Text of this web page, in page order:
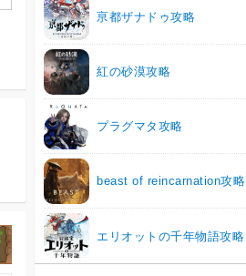
亰都ザナドゥ攻略
紅の砂漠攻略
プラグマタ攻略
beast of reincarnation攻略
エリオットの千年物語攻略